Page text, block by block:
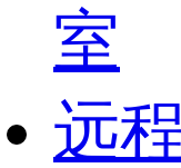
室
远